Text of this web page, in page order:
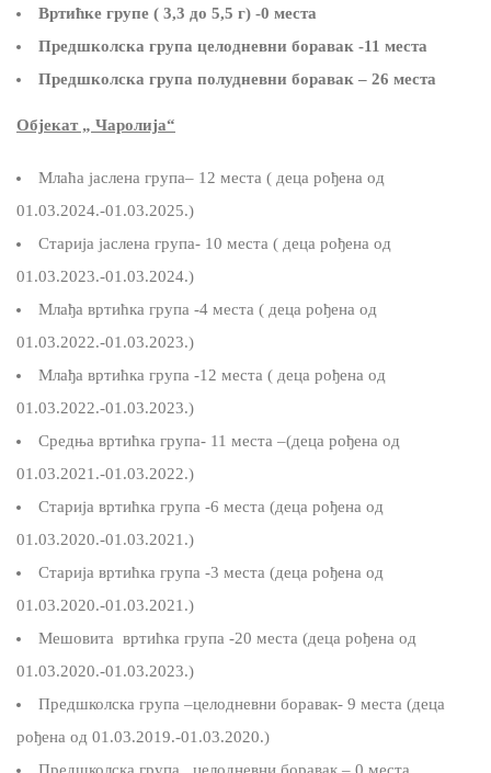
Вртићке групе ( 3,3 до 5,5 г) -0 места
Предшколска група целодневни боравак -11 места
Предшколска група полудневни боравак – 26 места
Објекат „ Чаролија“
Млаћа јаслена група– 12 места ( деца рођена од
01.03.2024.-01.03.2025.)
Старија јаслена група- 10 места ( деца рођена од
01.03.2023.-01.03.2024.)
Млађа вртићка група -4 места ( деца рођена од
01.03.2022.-01.03.2023.)
Млађа вртићка група -12 места ( деца рођена од
01.03.2022.-01.03.2023.)
Средња вртићка група- 11 места –(деца рођена од
01.03.2021.-01.03.2022.)
Старија вртићка група -6 места (деца рођена од
01.03.2020.-01.03.2021.)
Старија вртићка група -3 места (деца рођена од
01.03.2020.-01.03.2021.)
Мешовита вртићка група -20 места (деца рођена од
01.03.2020.-01.03.2023.)
Предшколска група –целодневни боравак- 9 места (деца
рођена од 01.03.2019.-01.03.2020.)